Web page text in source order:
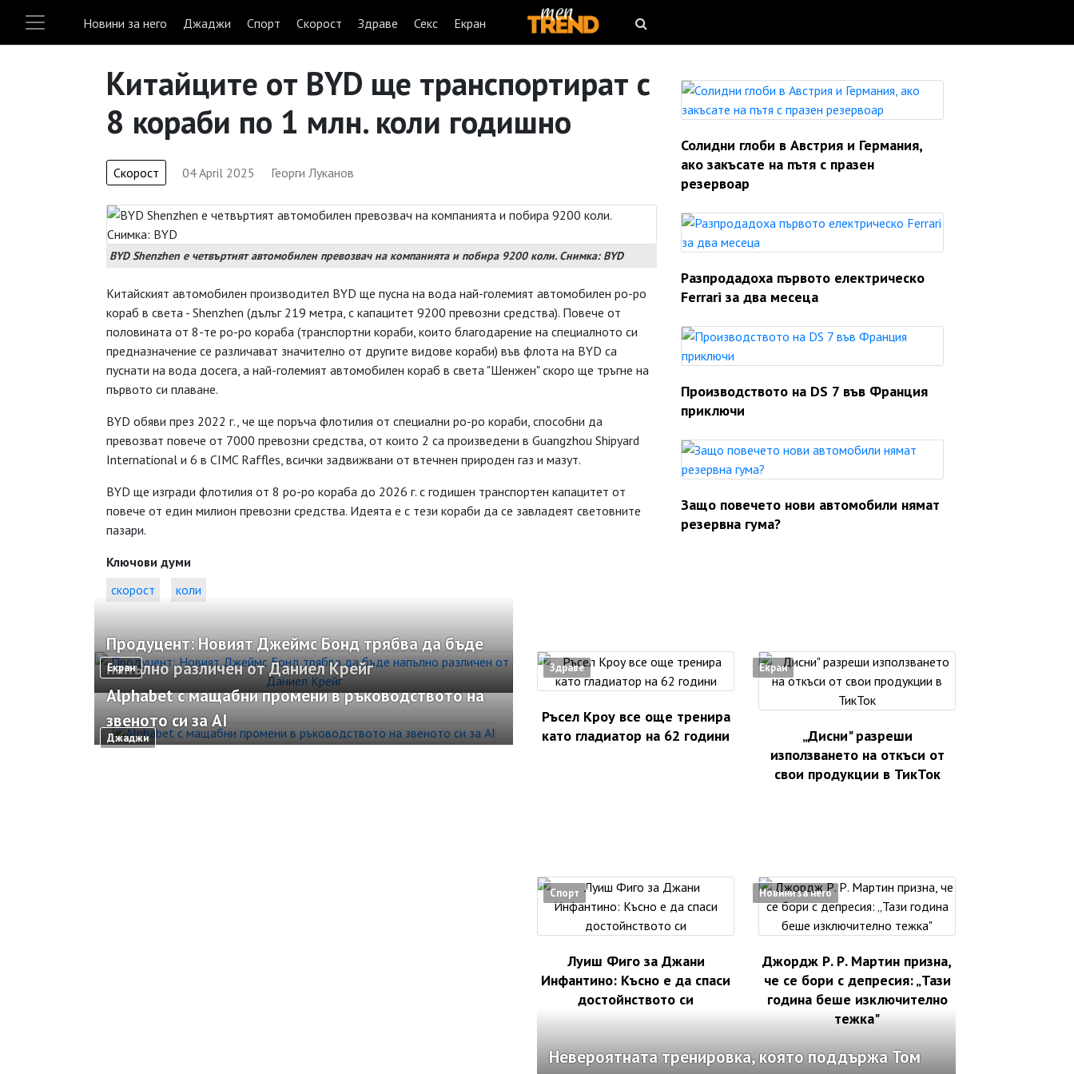
Новини за него Джаджи Спорт Скорост Здраве Секс Екран
Китайците от BYD ще транспортират с
8 кораби по 1 млн. коли годишно
Скорост 04 April 2025 Георги Луканов
BYD Shenzhen е четвъртият автомобилен превозвач на компанията и побира 9200 коли. Снимка: BYD
Китайският автомобилен производител BYD ще пусна на вода най-големият автомобилен ро-ро
кораб в света - Shenzhen (дълъг 219 метра, с капацитет 9200 превозни средства). Повече от
половината от 8-те ро-ро кораба (транспортни кораби, които благодарение на специалното си
предназначение се различават значително от другите видове кораби) във флота на BYD са
пуснати на вода досега, а най-големият автомобилен кораб в света "Шенжен" скоро ще тръгне на
първото си плаване.
BYD обяви през 2022 г., че ще поръча флотилия от специални ро-ро кораби, способни да
превозват повече от 7000 превозни средства, от които 2 са произведени в Guangzhou Shipyard
International и 6 в CIMC Raffles, всички задвижвани от втечнен природен газ и мазут.
BYD ще изгради флотилия от 8 ро-ро кораба до 2026 г. с годишен транспортен капацитет от
повече от един милион превозни средства. Идеята е с тези кораби да се завладеят световните
пазари.
Ключови думи
скорост
коли
Солидни глоби в Австрия и Германия,
ако закъсате на пътя с празен
резервоар
Разпродадоха първото електрическо
Ferrari за два месеца
Производството на DS 7 във Франция
приключи
Защо повечето нови автомобили нямат
резервна гума?
Екран
Продуцент: Новият Джеймс Бонд трябва да бъде
напълно различен от Даниел Крейг
Джаджи
Alphabet с мащабни промени в ръководството на
звеното си за AI
Здраве
Ръсел Кроу все още тренира
като гладиатор на 62 години
Екран
„Дисни" разреши
използването на откъси от
свои продукции в ТикТок
Спорт
Луиш Фиго за Джани
Инфантино: Късно е да спаси
достойнството си
Новини за него
Джордж Р. Р. Мартин призна,
че се бори с депресия: „Тази
година беше изключително
тежка"
Невероятната тренировка, която поддържа Том